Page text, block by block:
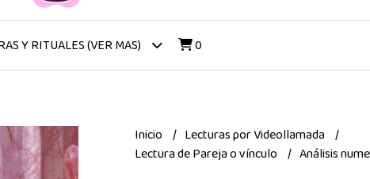
Y RITUALES (VER MAS) 0
Inicio
Lecturas por Videollamada
Lectura de Pareja o vínculo
Análisis